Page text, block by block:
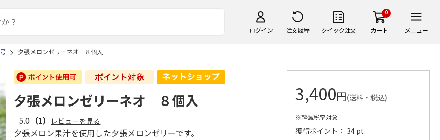
ログイン 注文履歴 クイック注文
0
カート メニュー
夕張メロンゼリーネオ ８個入
夕張メロンゼリーネオ ８個入
5.0 （1） レビューを見る
夕張メロン果汁を使用した夕張メロンゼリーです。
3,400円(送料・税込)
※軽減税率対象
獲得ポイント： 34 pt